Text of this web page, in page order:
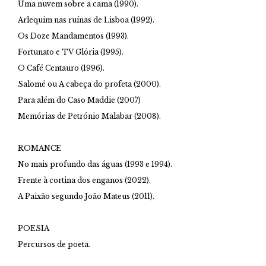
Uma nuvem sobre a cama (1990).
Arlequim nas ruínas de Lisboa (1992).
Os Doze Mandamentos (1993).
Fortunato e TV Glória (1995).
O Café Centauro (1996).
Salomé ou A cabeça do profeta (2000).
Para além do Caso Maddie (2007)
Memórias de Petrónio Malabar (2008).
ROMANCE
No mais profundo das águas (1993 e 1994).
Frente à cortina dos enganos (2022).
A Paixão segundo João Mateus (2011).
POESIA
Percursos de poeta.